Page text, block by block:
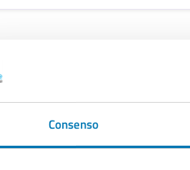
Consenso